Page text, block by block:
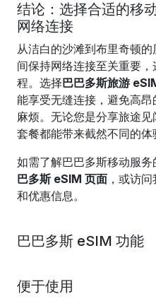
结论：选择合适的移
网络连接
从洁白的沙滩到布里奇顿
间保持网络连接至关重要
程。选择巴巴多斯旅游
能享受无缝连接，避免高
麻烦。无论您是分享旅途
套餐都能带来截然不同的体
如需了解巴巴多斯移动服
巴多斯 eSIM 页面 ，或访
和优惠信息。
巴巴多斯 eSIM 功能
便于使用